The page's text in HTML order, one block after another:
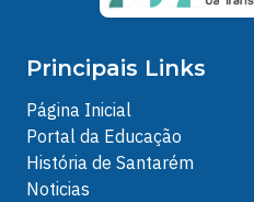
Principais Links
Página Inicial
Portal da Educação
História de Santarém
Noticias